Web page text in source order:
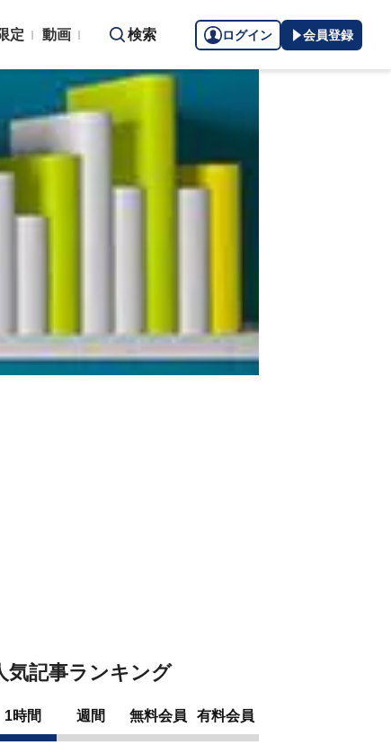
定 動画 検索 ログイン 会員登録
気記事ランキング
1時間 週間 無料会員 有料会員